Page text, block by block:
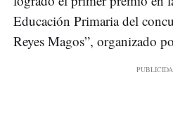
Educación Primaria del
Reyes Magos”, organizado